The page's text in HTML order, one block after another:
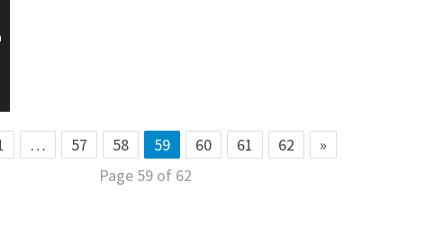
… 57 58 59 60 61 62
»
Page 59 of 62